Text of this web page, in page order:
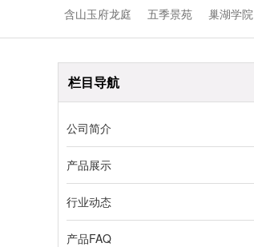
含山玉府龙庭 五季景苑 巢湖学院
栏目导航
公司简介
产品展示
行业动态
产品FAQ